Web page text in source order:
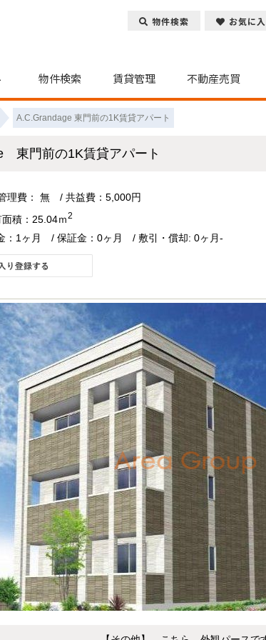
物件検索 お気に
物件検索 賃貸管理 不動産売買
A.C.Grandage 東門前の1K賃貸アパート
東門前の1K賃貸アパート
理費： 無 / 共益費：5,000円
積：25.04ｍ2
：1ヶ月 / 保証金：0ヶ月 / 敷引・償却: 0ヶ月-